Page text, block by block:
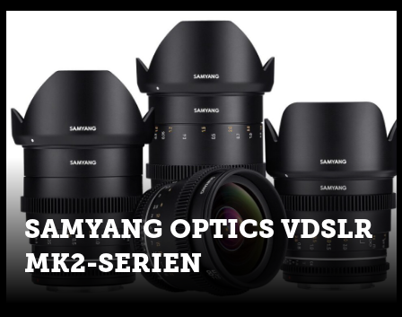
SAMYANG OPTICS VDSLR
MK2-SERIEN